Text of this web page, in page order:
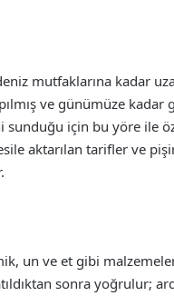
mutfaklarına kadar
ve günümüze
için bu yöre ile
aktarılan tarifler ve
un ve et gibi
sonra yoğrulur;